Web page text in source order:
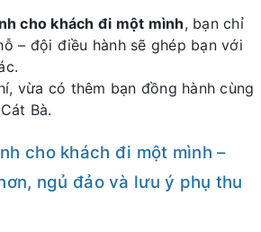
cho khách đi một mình, bạn chỉ
– đội điều hành sẽ ghép bạn với
vừa có thêm bạn đồng hành cùng
Bà.
cho khách đi một mình –
ngủ đảo và lưu ý phụ thu